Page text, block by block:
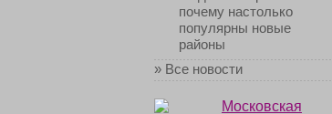
почему настолько
популярны новые
районы
» Все новости